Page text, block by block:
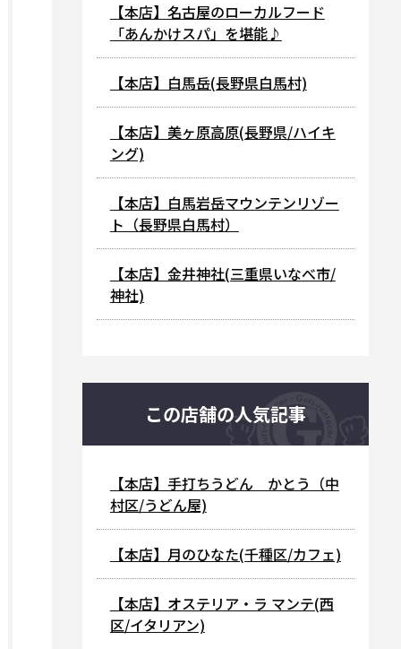
【本店】名古屋のローカルフード
「あんかけスパ」を堪能♪
【本店】白馬岳(長野県白馬村)
【本店】美ヶ原高原(長野県/ハイキ
ング)
【本店】白馬岩岳マウンテンリゾー
ト（長野県白馬村）
【本店】金井神社(三重県いなべ市/
神社)
この店舗の人気記事
【本店】手打ちうどん かとう（中
村区/うどん屋)
【本店】月のひなた(千種区/カフェ)
【本店】オステリア・ラ マンテ(西
区/イタリアン)